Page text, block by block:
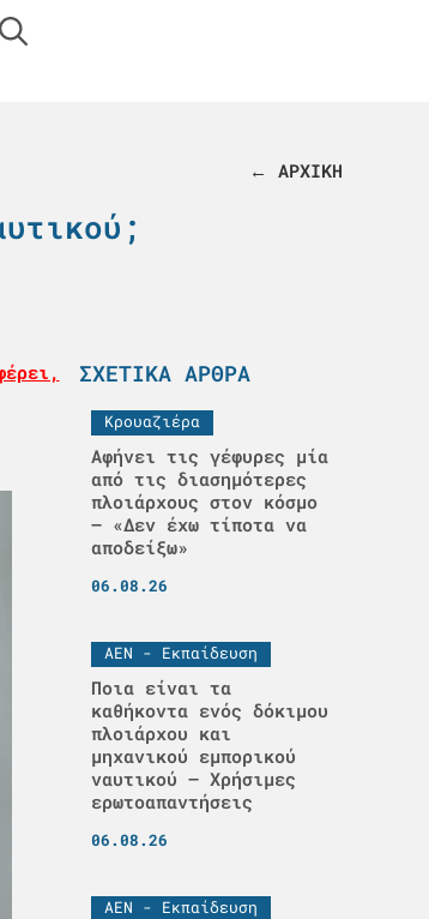
← ΑΡΧΙΚΗ
ΣΧΕΤΙΚΆ ΆΡΘΡΑ
Κρουαζιέρα
Αφήνει τις γέφυρες μία
από τις διασημότερες
πλοιάρχους στον κόσμο
– «Δεν έχω τίποτα να
αποδείξω»
06.08.26
ΑΕΝ - Εκπαίδευση
Ποια είναι τα
καθήκοντα ενός δόκιμου
πλοιάρχου και
μηχανικού εμπορικού
ναυτικού – Χρήσιμες
ερωτοαπαντήσεις
06.08.26
ΑΕΝ - Εκπαίδευση